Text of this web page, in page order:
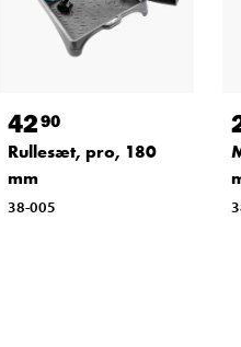
4290
Rullesæt, pro, 180
mm
38-005